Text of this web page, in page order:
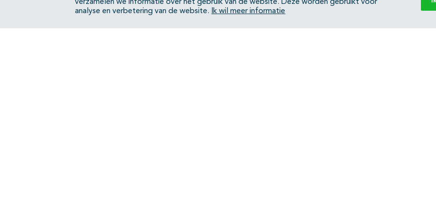
verzamelen we informatie over het gebruik van de website. Deze worden gebruikt voor
analyse en verbetering van de website.
Ik wil meer informatie